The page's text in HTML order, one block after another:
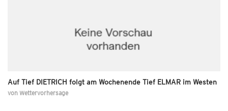
Auf Tief DIETRICH folgt am Wochenende Tief ELMAR im Westen
von Wettervorhersage